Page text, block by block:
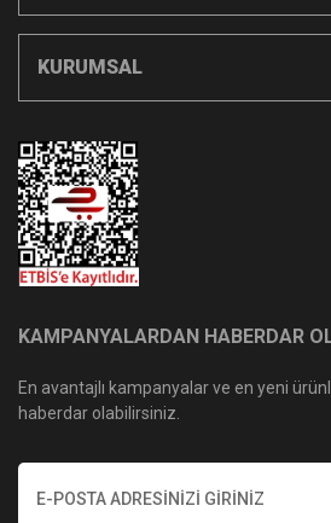
KURUMSAL
KAMPANYALARDAN HABERDAR
En avantajlı kampanyalar ve en yeni
haberdar olabilirsiniz.